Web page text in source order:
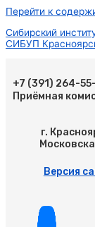
Перейти к
Сибирский
СИБУП
+7 (391) 264-
Приёмная
г.
Версия